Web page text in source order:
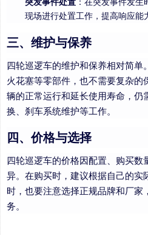
现场进行处置工作，提高响应能
三、维护与保养
四轮巡逻车的维护和保养相对简单
火花塞等零部件，也不需要复杂
辆的正常运行和延长使用寿命，仍
换、刹车系统维护等工作。
四、价格与选择
四轮巡逻车的价格因配置、购买数
异。在购买时，建议根据自己的实
时，也要注意选择正规品牌和厂家
务。